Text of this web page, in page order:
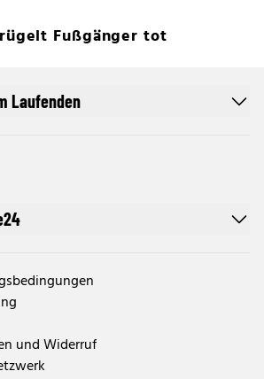
Fußgänger tot
und Widerruf
Laufenden